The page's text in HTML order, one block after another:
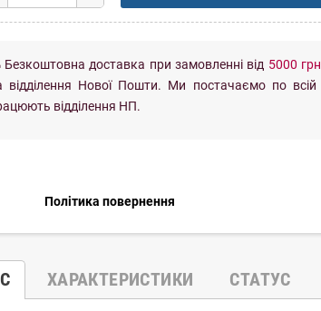
Безкоштовна доставка при замовленні від 5000
відділення Нової Пошти. Ми постачаємо по всій
відділення НП.
Політика повернення
ХАРАКТЕРИСТИКИ СТАТУС